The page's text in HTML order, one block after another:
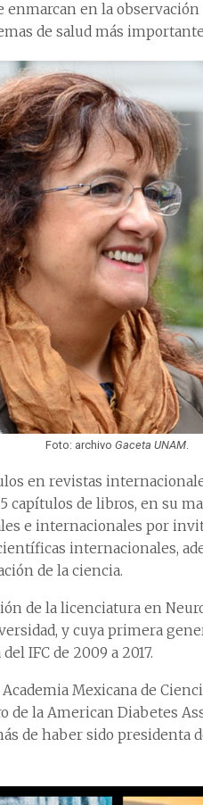
enmarcan en la
de salud más
Foto: archivo Gaceta UNAM.
en revistas
capítulos de libros, en su
e internacionales por
internacionales,
de la ciencia.
de la licenciatura en
y cuya primera
IFC de 2009 a 2017.
Mexicana de
de la American Diabetes
de haber sido presidenta